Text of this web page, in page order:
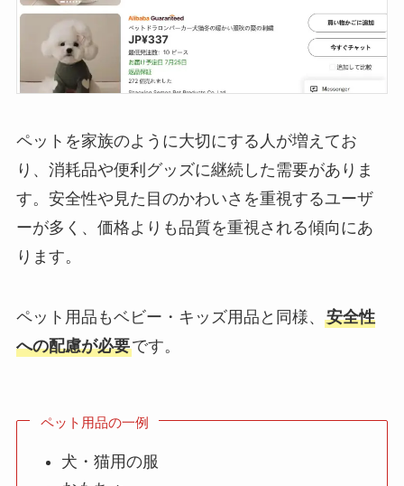
ペットを家族のように大切にする人が増えてお
り、消耗品や便利グッズに継続した需要がありま
す。安全性や見た目のかわいさを重視するユーザ
ーが多く、価格よりも品質を重視される傾向にあ
ります。
ペット用品もベビー・キッズ用品と同様、 安全性
への配慮が必要です。
ペット用品の一例
犬・猫用の服